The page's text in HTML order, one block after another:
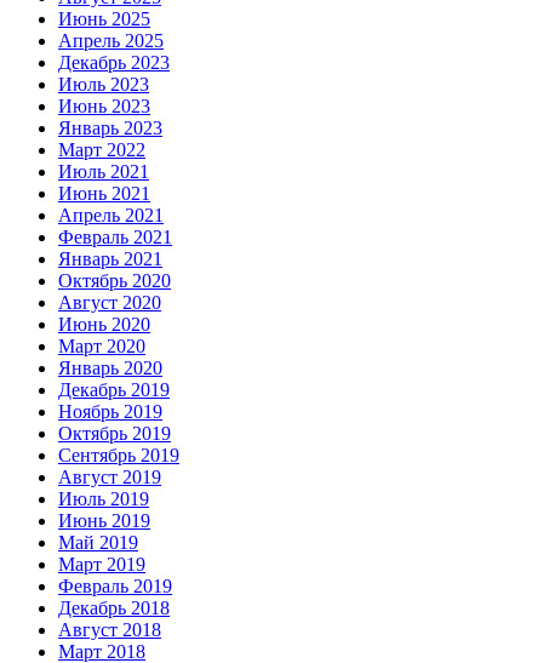
Июнь 2025
Апрель 2025
Декабрь 2023
Июль 2023
Июнь 2023
Январь 2023
Март 2022
Июль 2021
Июнь 2021
Апрель 2021
Февраль 2021
Январь 2021
Октябрь 2020
Август 2020
Июнь 2020
Март 2020
Январь 2020
Декабрь 2019
Ноябрь 2019
Октябрь 2019
Сентябрь 2019
Август 2019
Июль 2019
Июнь 2019
Май 2019
Март 2019
Февраль 2019
Декабрь 2018
Август 2018
Март 2018